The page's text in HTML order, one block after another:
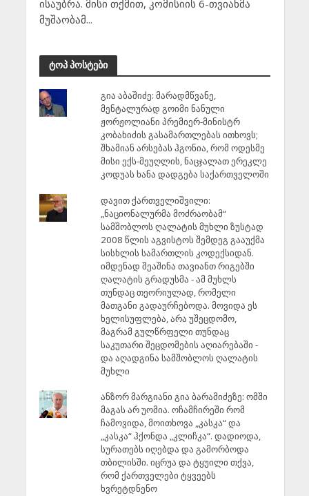
ისაუბრა. მისი თქმით, კომისიის 6-თვიანმა
მუშაობამ...
ტოპ პოსტები
გია აბაშიძე: მარადმწვანე,
მენტალურად გოიმი ნანული
ჟორჟოლიანი პრემიერ-მინისტრ
კობახიძის გასამართლებას ითხოვს;
შხამიან არსებას ჰგონია, რომ ოდესმე
მისი ექს-მეუღლის, ნაცჯალათ ერეკლე
კოდუას ხანა დადგება საქართველოში
დავით ქართველიშვილი:
„ნაციონალურმა მოძრაობამ“
სამშობლოს ღალატის მუხლი ზუსტად
2008 წლის აგვისტოს შემდეგ გააუქმა
სისხლის სამართლის კოდექსიდან.
იმდენად შეაშინა თავიანთ რიგებში
ღალატის გრადუსმა - ამ მუხლს
თუნდაც თეორიულად, რომელი
მათგანი გადაურჩებოდა. მოვიდა ეს
ხელისუფლება, არა უშეცდომო,
მაგრამ გულწრფელი თუნდაც
საკუთარი შეცდომების აღიარებაში -
და აღადგინა სამშობლოს ღალატის
მუხლი
ანზორ მარგიანი გია ბარამიძეზე: ომში
მაგას არ უომია. ოჩამჩირეში რომ
ჩამოვიდა, მოითხოვა „კასკა“ და
„კასკა“ ჰქონდა „კლიჩკა“. დადიოდა,
სურათებს იღებდა და გამორბოდა
თბილისში. იცრუა და ტყუილი თქვა,
რომ ქართველები ტყვეებს
ხვრეტდნენო